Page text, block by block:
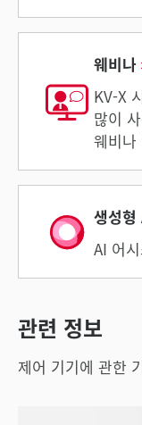
웨비나
KV-X
많이
웨비나
생성형
AI 어
관련 정보
제어 기기에 관한